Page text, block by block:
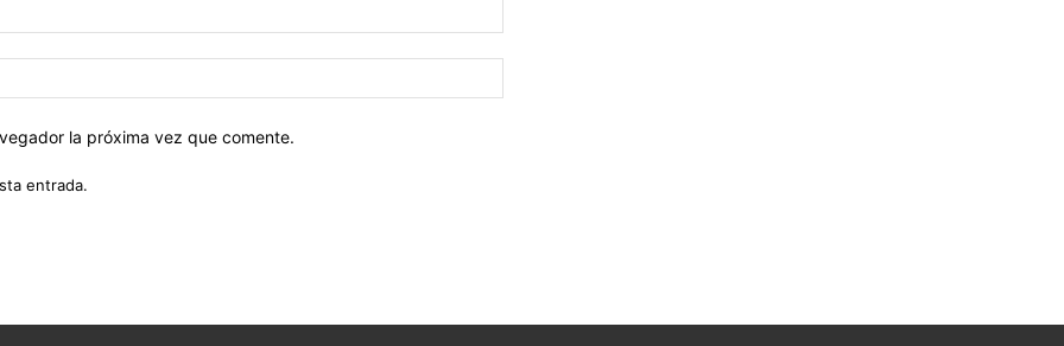
electrónico:*
web:
la próxima vez que comente.
entrada.